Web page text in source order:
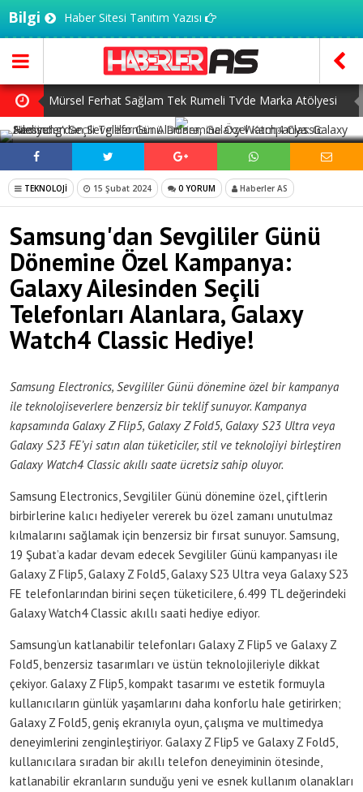
Bilgi Haber Sitesi Tanıtım Yazısı
Mürsel Ferhat Sağlam Tek Rumeli Tv’de Marka Atölyesi
Programına Konuk Oldu
Dijitalleşme Ebelik Hizmetlerini Dönüştürüyor
İnsanlar Saç Ekimi İçin Neden Türkiye’ye Geliyor?
Başlangıç Seviyesi Dolma Kalem Gerçekten Fark Yaratır
mı?
7 Ağustos Haftasında Vizyona Girecek Filmler
SOSYAL MEDYADA PAYLAŞ
TEKNOLOJİ 15 Şubat 2024 0 YORUM Haberler AS
Samsung'dan Sevgililer Günü
Dönemine Özel Kampanya:
Galaxy Ailesinden Seçili
Telefonları Alanlara, Galaxy
Watch4 Classic Hediye!
Samsung Electronics, Sevgililer Günü dönemine özel bir kampanya
ile teknolojiseverlere benzersiz bir teklif sunuyor. Kampanya
kapsamında Galaxy Z Flip5, Galaxy Z Fold5, Galaxy S23 Ultra veya
Galaxy S23 FE’yi satın alan tüketiciler, stil ve teknolojiyi birleştiren
Galaxy Watch4 Classic akıllı saate ücretsiz sahip oluyor.
Samsung Electronics, Sevgililer Günü dönemine özel, çiftlerin
birbirlerine kalıcı hediyeler vererek bu özel zamanı unutulmaz
kılmalarını sağlamak için benzersiz bir fırsat sunuyor. Samsung,
19 Şubat’a kadar devam edecek Sevgililer Günü kampanyası ile
Galaxy Z Flip5, Galaxy Z Fold5, Galaxy S23 Ultra veya Galaxy S23
FE telefonlarından birini seçen tüketicilere, 6.499 TL değerindeki
Galaxy Watch4 Classic akıllı saati hediye ediyor.
Samsung’un katlanabilir telefonları Galaxy Z Flip5 ve Galaxy Z
Fold5, benzersiz tasarımları ve üstün teknolojileriyle dikkat
çekiyor. Galaxy Z Flip5, kompakt tasarımı ve estetik formuyla
kullanıcıların günlük yaşamlarını daha konforlu hale getirirken;
Galaxy Z Fold5, geniş ekranıyla oyun, çalışma ve multimedya
deneyimlerini zenginleştiriyor. Galaxy Z Flip5 ve Galaxy Z Fold5,
kullanıcılara sıradan bir akıllı telefon deneyiminin ötesinde,
katlanabilir ekranların sunduğu yeni ve esnek kullanım olanakları